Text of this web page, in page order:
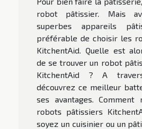
robot pâtissier. Mais
superbes appareils
préférable de choisir les
KitchentAid. Quelle est
de se trouver un robot
KitchentAid ? A
découvrez ce meilleur
ses avantages. Comment
robots pâtissiers
soyez un cuisinier ou un